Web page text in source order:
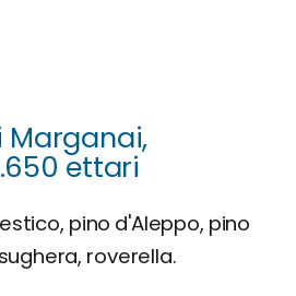
Marganai,
ettari
pino d'Aleppo, pino
roverella.